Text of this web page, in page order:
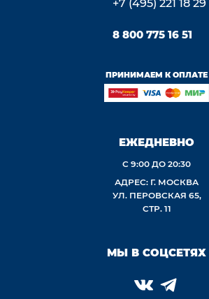
8 800 775 16 51
ПРИНИМАЕМ К ОПЛАТЕ
ЕЖЕДНЕВНО
С 9:00 ДО 20:30
АДРЕС: Г. МОСКВА
УЛ. ПЕРОВСКАЯ 65,
СТР. 11
МЫ В СОЦСЕТЯХ